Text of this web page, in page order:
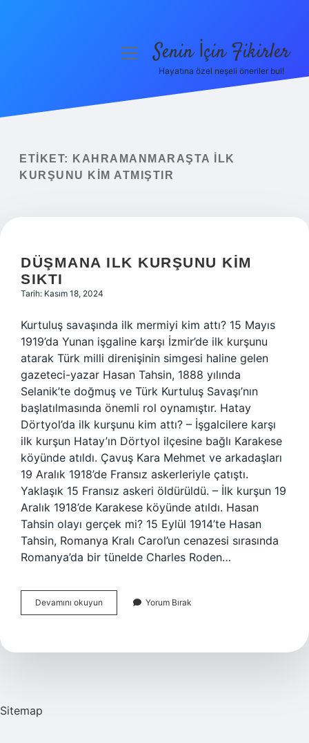
Yasal Uyarı
menüyüSenin İçin Fikirler
Hayatına özel neşeli öneriler bul!
ETIKET:
KAHRAMANMARAŞTA ILK
KURŞUNU KIM ATMIŞTIR
DÜŞMANA ILK KURŞUNU KIM
SIKTI
Tarih: Kasım 18, 2024
Kurtuluş savaşında ilk mermiyi kim attı? 15 Mayıs
1919’da Yunan işgaline karşı İzmir’de ilk kurşunu
atarak Türk milli direnişinin simgesi haline gelen
gazeteci-yazar Hasan Tahsin, 1888 yılında
Selanik’te doğmuş ve Türk Kurtuluş Savaşı’nın
başlatılmasında önemli rol oynamıştır. Hatay
Dörtyol’da ilk kurşunu kim attı? – İşgalcilere karşı
ilk kurşun Hatay’ın Dörtyol ilçesine bağlı Karakese
köyünde atıldı. Çavuş Kara Mehmet ve arkadaşları
19 Aralık 1918’de Fransız askerleriyle çatıştı.
Yaklaşık 15 Fransız askeri öldürüldü. – İlk kurşun 19
Aralık 1918’de Karakese köyünde atıldı. Hasan
Tahsin olayı gerçek mi? 15 Eylül 1914’te Hasan
Tahsin, Romanya Kralı Carol’un cenazesi sırasında
Romanya’da bir tünelde Charles Roden…
Devamını okuyun Düşmana
Ilk
Sıktı
Yorum Bırak
Sitemap